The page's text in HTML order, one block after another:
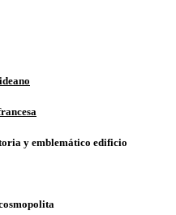
y emblemático edificio